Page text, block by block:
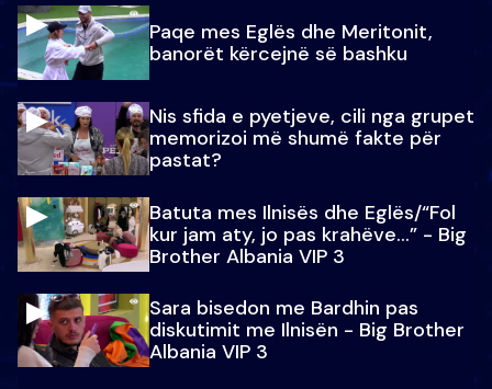
Paqe mes Eglës dhe Meritonit,
banorët kërcejnë së bashku
Nis sfida e pyetjeve, cili nga grupet
memorizoi më shumë fakte për
pastat?
Batuta mes Ilnisës dhe Eglës/“Fol
kur jam aty, jo pas krahëve…” - Big
Brother Albania VIP 3
Sara bisedon me Bardhin pas
diskutimit me Ilnisën - Big Brother
Albania VIP 3